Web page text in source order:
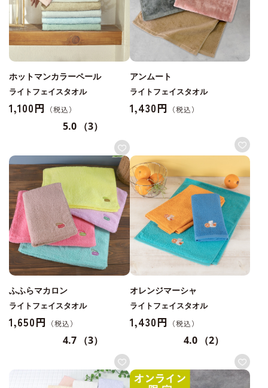
ホットマンカラーペール
ライトフェイスタオル
1,100円
5.0 （3）
アンムート
ライトフェイスタオル
1,430円
ふふらマカロン
ライトフェイスタオル
1,650円
4.7 （3）
オレンジマーシャ
ライトフェイスタオル
1,430円
4.0 （2）